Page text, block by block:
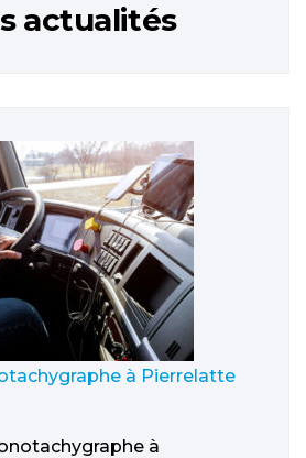
actualités
à Pierrelatte
à